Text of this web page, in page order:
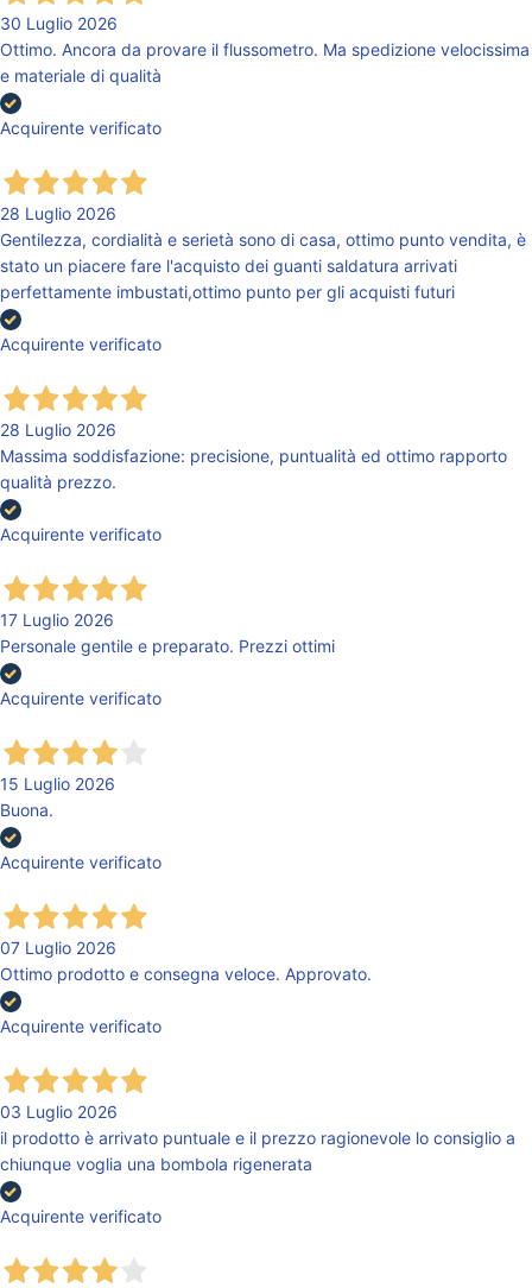
30 Luglio 2026
Ottimo. Ancora da provare il flussometro. Ma spedizione velocissima
e materiale di qualità
Acquirente verificato
28 Luglio 2026
Gentilezza, cordialità e serietà sono di casa, ottimo punto vendita, è
stato un piacere fare l'acquisto dei guanti saldatura arrivati
perfettamente imbustati,ottimo punto per gli acquisti futuri
Acquirente verificato
28 Luglio 2026
Massima soddisfazione: precisione, puntualità ed ottimo rapporto
qualità prezzo.
Acquirente verificato
17 Luglio 2026
Personale gentile e preparato. Prezzi ottimi
Acquirente verificato
15 Luglio 2026
Buona.
Acquirente verificato
07 Luglio 2026
Ottimo prodotto e consegna veloce. Approvato.
Acquirente verificato
03 Luglio 2026
il prodotto è arrivato puntuale e il prezzo ragionevole lo consiglio a
chiunque voglia una bombola rigenerata
Acquirente verificato